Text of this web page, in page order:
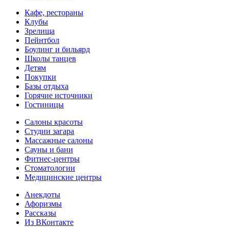
Кафе, рестораны
Клубы
Зрелища
Пейнтбол
Боулинг и бильярд
Школы танцев
Детям
Покупки
Базы отдыха
Горячие источники
Гостиницы
Салоны красоты
Студии загара
Массажные салоны
Сауны и бани
Фитнес-центры
Стоматологии
Медицинские центры
Анекдоты
Афоризмы
Рассказы
Из ВКонтакте